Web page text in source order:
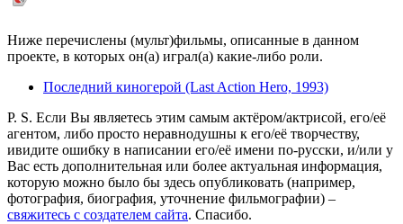
Ниже перечислены (мульт)фильмы, описанные в данном
проекте, в которых он(а) играл(а) какие-либо роли.
Последний киногерой (Last Action Hero, 1993)
P. S. Если Вы являетесь этим самым актёром/актрисой, его/её
агентом, либо просто неравнодушны к его/её творчеству,
ивидите ошибку в написании его/её имени по-русски, и/или у
Вас есть дополнительная или более актуальная информация,
которую можно было бы здесь опубликовать (например,
фотография, биография, уточнение фильмографии) –
свяжитесь с создателем сайта. Спасибо.